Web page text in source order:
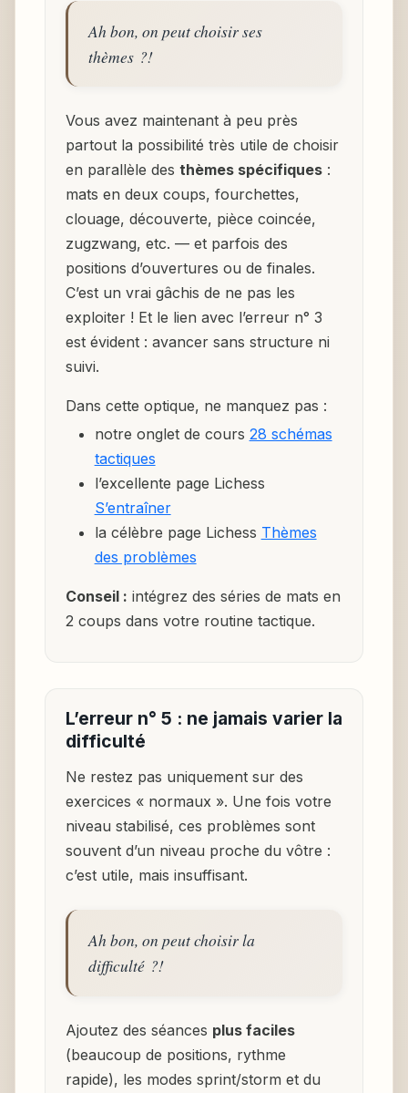
Ah bon, on peut choisir ses
thèmes ?!
Vous avez maintenant à peu près
partout la possibilité très utile de choisir
en parallèle des thèmes spécifiques:
mats en deux coups, fourchettes,
clouage, découverte, pièce coincée,
zugzwang, etc. — et parfois des
positions d’ouvertures ou de finales.
C’est un vrai gâchis de ne pas les
exploiter ! Et le lien avec l’erreur n° 3
est évident : avancer sans structure ni
suivi.
Dans cette optique, ne manquez pas :
notre onglet de cours 28 schémas
tactiques
l’excellente page Lichess
S’entraîner
la célèbre page Lichess Thèmes
des problèmes
Conseil : intégrez des séries de mats en
2 coups dans votre routine tactique.
L’erreur n° 5 : ne jamais varier la
difficulté
Ne restez pas uniquement sur des
exercices « normaux ». Une fois votre
niveau stabilisé, ces problèmes sont
souvent d’un niveau proche du vôtre :
c’est utile, mais insuffisant.
Ah bon, on peut choisir la
difficulté ?!
Ajoutez des séances plus faciles
(beaucoup de positions, rythme
rapide), les modes sprint/storm et du